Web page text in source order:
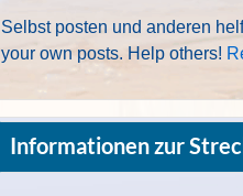
Selbst posten und anderen
your own posts. Help others!
Informationen zur